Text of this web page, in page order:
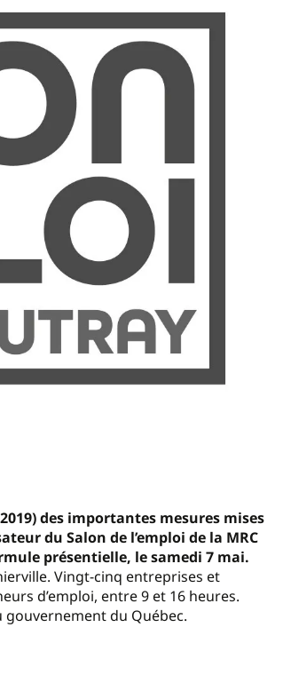
des importantes mesures mises
du Salon de l’emploi de la MRC
présentielle, le samedi 7 mai.
Vingt-cinq entreprises et
d’emploi, entre 9 et 16 heures.
gouvernement du Québec.